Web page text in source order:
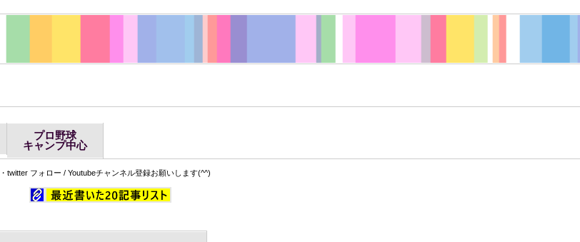
プロ野球
キャンプ中心
twitter フォロー / Youtubeチャンネル登録お願いします(^^)